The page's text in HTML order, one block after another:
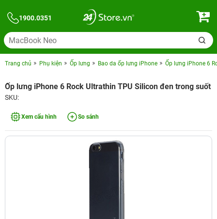
1900.0351
Trang chủ Phụ kiện Ốp lưng Bao da ốp lưng iPhone Ốp lưng iPhone 6
Ốp lưng iPhone 6 Rock Ultrathin TPU Silicon đen trong suốt
SKU:
Xem cấu hình So sánh